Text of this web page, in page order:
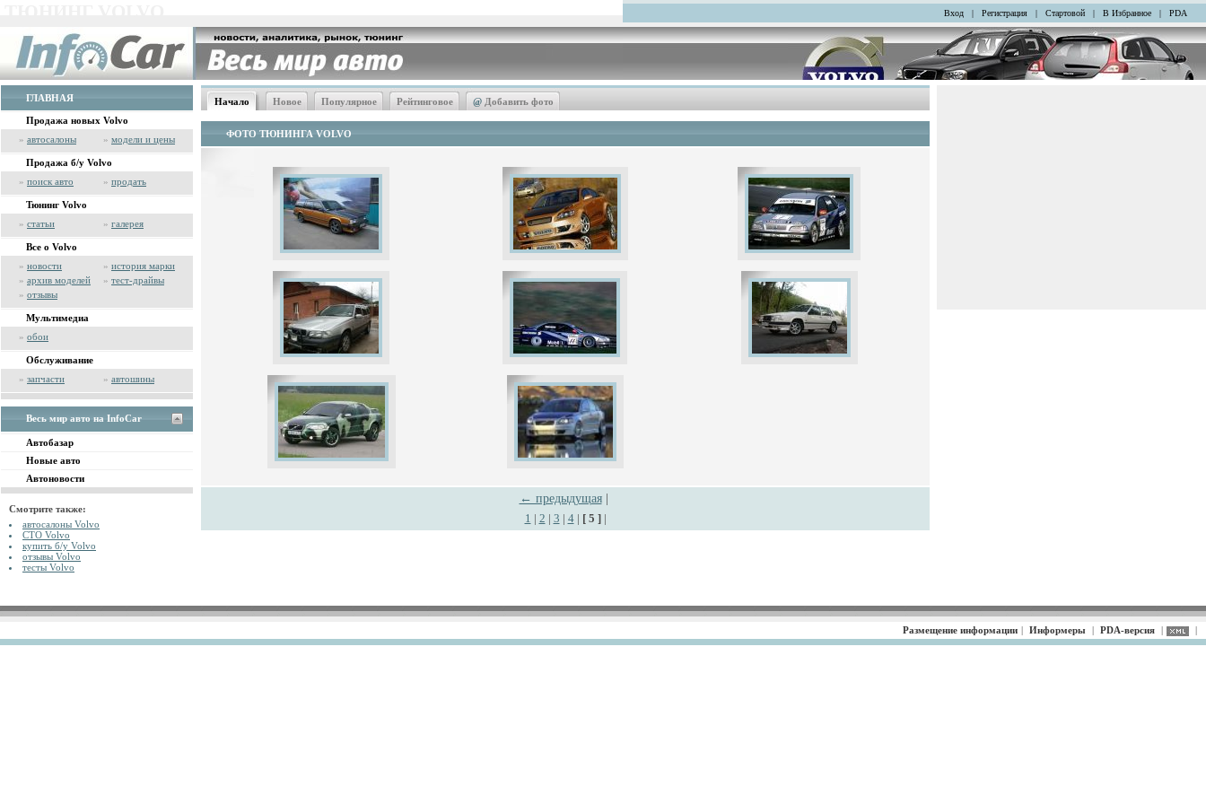
Вход | Регистрация | Стартовой | В Избранное | PDA
ГЛАВНАЯ
Продажа новых Volvo
» автосалоны » модели и цены
Продажа б/у Volvo
» поиск авто » продать
Тюнинг Volvo
» статьи » галерея
Все о Volvo
» новости » история марки
» архив моделей » тест-драйвы
» отзывы
Мультимедиа
» обои
Обслуживание
» запчасти » автошины
Весь мир авто на InfoCar
Автобазар
Новые авто
Автоновости
Смотрите также:
автосалоны Volvo
СТО Volvo
купить б/у Volvo
отзывы Volvo
тесты Volvo
Начало Новое Популярное Рейтинговое @ Добавить фото
ФОТО ТЮНИНГА VOLVO
← предыдущая|
1 | 2 | 3 | 4| [ 5 ]|
Размещение информации | Информеры | PDA-версия | |